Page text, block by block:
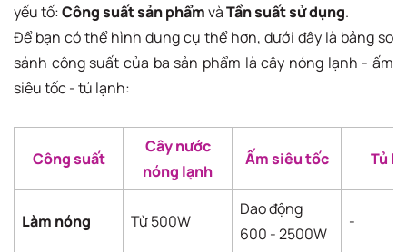
yếu tố:Công suất sản phẩmvàTần suất sử dụng.
Để bạn có thể hình dung cụ thể hơn, dưới đây là bảng so
sánh công suất của ba sản phẩm là cây nóng lạnh - ấm
siêu tốc - tủ lạnh:
Công suất
Cây nước
nóng lạnh
Ấm siêu tốc Tủ
Làm nóng Từ 500W
Dao động
600 - 2500W
-